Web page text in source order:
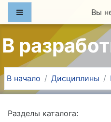
Перейти к основному
Вы
В
В начало Дисциплины
Разделы каталога: